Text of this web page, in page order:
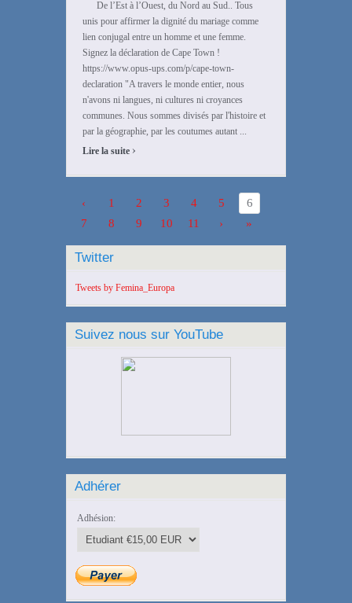
De l’Est à l’Ouest, du Nord au Sud.. Tous
unis pour affirmer la dignité du mariage comme
lien conjugal entre un homme et une femme.
Signez la déclaration de Cape Town !
https://www.opus-ups.com/p/cape-town-
declaration "A travers le monde entier, nous
n'avons ni langues, ni cultures ni croyances
communes. Nous sommes divisés par l'histoire et
par la géographie, par les coutumes autant ...
Lire la suite ›
‹ 1 2 3 4 5
6
7
8 9 10 11 › »
Twitter
Tweets by Femina_Europa
Suivez nous sur YouTube
Adhérer
Adhésion: